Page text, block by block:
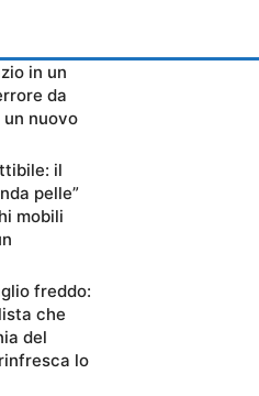
in un
da
nuovo
il
pelle”
mobili
freddo:
che
del
lo